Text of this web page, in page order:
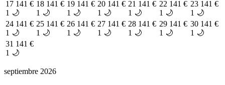
17 141 €
1 🌙
18 141 €
1 🌙
19 141 €
1 🌙
20 141 €
1 🌙
21 141 €
1 🌙
22 141 €
1 🌙
23 141 €
1 🌙
24 141 €
1 🌙
25 141 €
1 🌙
26 141 €
1 🌙
27 141 €
1 🌙
28 141 €
1 🌙
29 141 €
1 🌙
30 141 €
1 🌙
31 141 €
1 🌙
septiembre 2026